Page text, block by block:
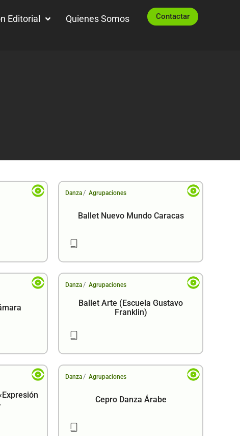
Editorial Quienes Somos Contactar
Danza / Agrupaciones
Ballet Nuevo Mundo Caracas
Danza / Agrupaciones
Ballet Arte (Escuela Gustavo
Franklin)
Danza / Agrupaciones
Cepro Danza Árabe